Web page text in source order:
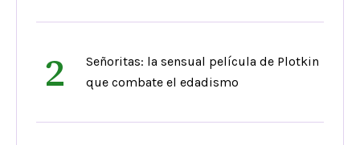
2
Señoritas: la sensual película de Plotkin
que combate el edadismo